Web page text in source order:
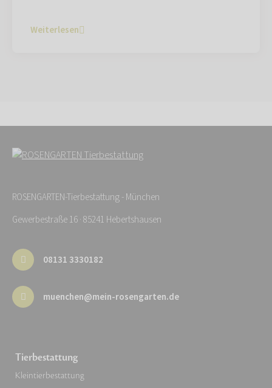
Weiterlesen
ROSENGARTEN-Tierbestattung - München
Gewerbestraße 16 · 85241 Hebertshausen
08131 3330182
muenchen@mein-rosengarten.de
Tierbestattung
Kleintierbestattung